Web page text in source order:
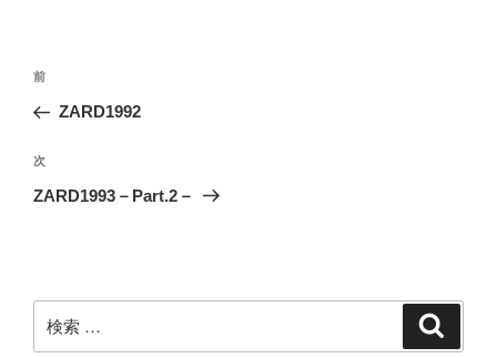
投
ビ
ゲ
ン
過
去
投
稿
前
ZARD1992
次
の
次
ZARD1993－Part.2－
索: